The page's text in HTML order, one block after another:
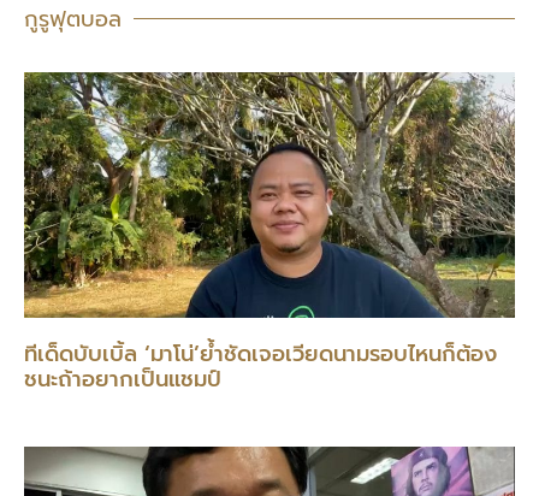
กูรูฟุตบอล
ทีเด็ดบับเบิ้ล ‘มาโน่’ย้ำชัดเจอเวียดนามรอบไหนก็ต้อง
ชนะถ้าอยากเป็นแชมป์